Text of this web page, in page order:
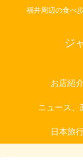
福井周辺の食べ
ジ
お店紹
ニュース、
日本旅